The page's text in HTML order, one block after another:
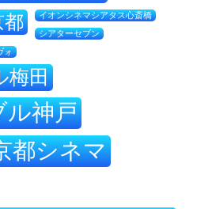
都 イオンシネマシアタス心斎橋
シアターセブン
ォ
梅田
ル神戸
都シネマ